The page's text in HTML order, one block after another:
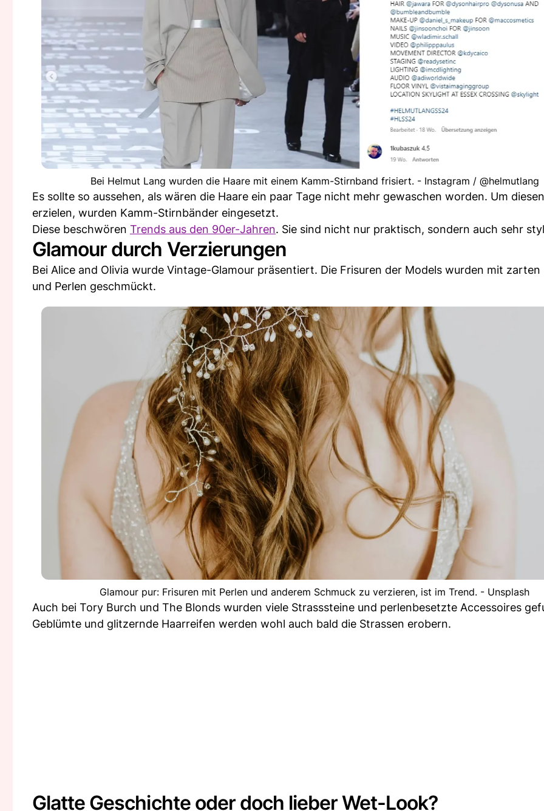
Bei Helmut Lang wurden die Haare mit einem Kamm-Stirnband frisiert. - Instagram / @helmutlang
Es sollte so aussehen, als wären die Haare ein paar Tage nicht mehr gewaschen worden. Um
erzielen, wurden Kamm-Stirnbänder eingesetzt.
Diese beschwören Trends aus den 90er-Jahren. Sie sind nicht nur praktisch, sondern auch sehr
Glamour durch Verzierungen
Bei Alice and Olivia wurde Vintage-Glamour präsentiert. Die Frisuren der Models wurden mit zarten
und Perlen geschmückt.
Glamour pur: Frisuren mit Perlen und anderem Schmuck zu verzieren, ist im Trend. - Unsplash
Auch bei Tory Burch und The Blonds wurden viele Strasssteine und perlenbesetzte Accessoires
Geblümte und glitzernde Haarreifen werden wohl auch bald die Strassen erobern.
Glatte Geschichte oder doch lieber Wet-Look?